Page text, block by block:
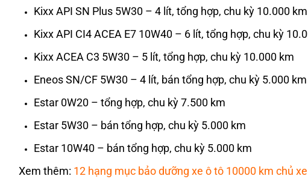
Kixx API SN Plus 5W30 – 4 lít, tổng hợp, chu kỳ 10.000 km
Kixx API CI4 ACEA E7 10W40 – 6 lít, tổng hợp, chu kỳ
Kixx ACEA C3 5W30 – 5 lít, tổng hợp, chu kỳ 10.000 km
Eneos SN/CF 5W30 – 4 lít, bán tổng hợp, chu kỳ 5.000 km
Estar 0W20 – tổng hợp, chu kỳ 7.500 km
Estar 5W30 – bán tổng hợp, chu kỳ 5.000 km
Estar 10W40 – bán tổng hợp, chu kỳ 5.000 km
Xem thêm: 12 hạng mục bảo dưỡng xe ô tô 10000 km chủ